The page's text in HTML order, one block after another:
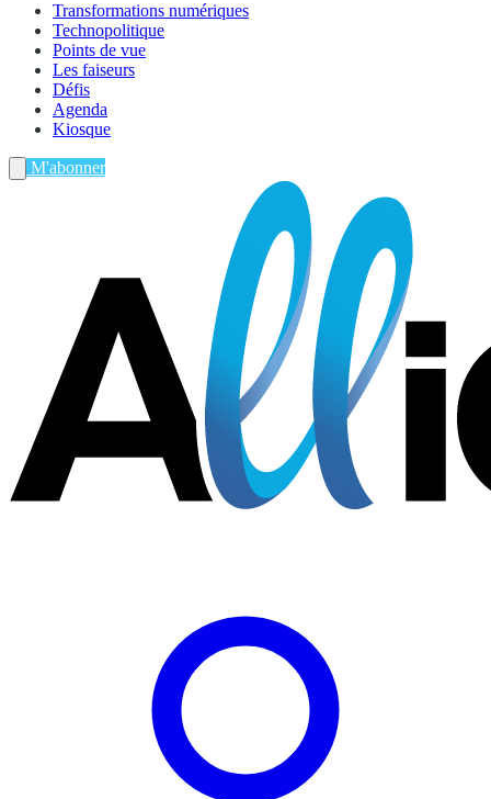
Transformations numériques
Technopolitique
Points de vue
Les faiseurs
Défis
Agenda
Kiosque
M'abonner